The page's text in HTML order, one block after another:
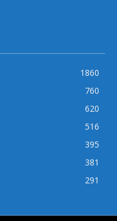
1860
760
620
516
395
381
291